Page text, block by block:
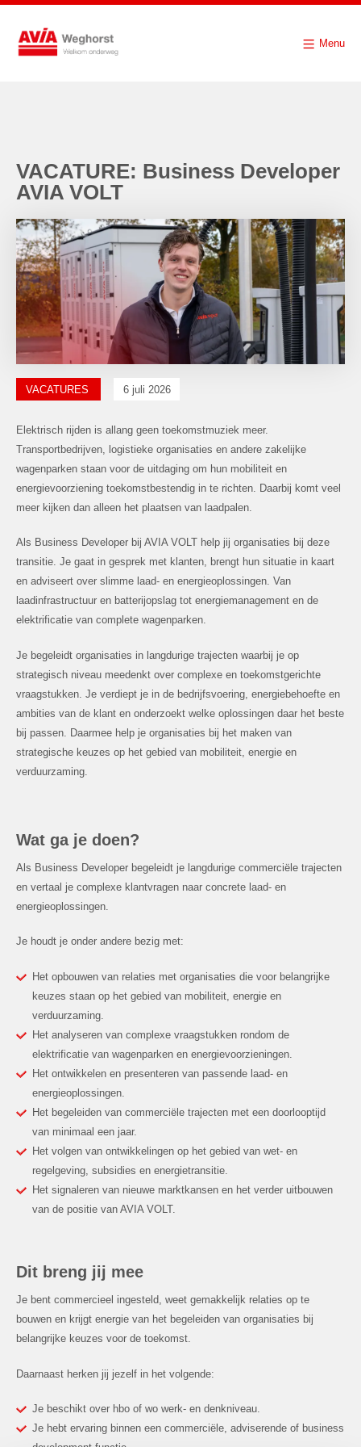
Menu
VACATURE: Business Developer
AVIA VOLT
VACATURES 6 juli 2026
Elektrisch rijden is allang geen toekomstmuziek meer.
Transportbedrijven, logistieke organisaties en andere zakelijke
wagenparken staan voor de uitdaging om hun mobiliteit en
energievoorziening toekomstbestendig in te richten. Daarbij komt veel
meer kijken dan alleen het plaatsen van laadpalen.
Als Business Developer bij AVIA VOLT help jij organisaties bij deze
transitie. Je gaat in gesprek met klanten, brengt hun situatie in kaart
en adviseert over slimme laad- en energieoplossingen. Van
laadinfrastructuur en batterijopslag tot energiemanagement en de
elektrificatie van complete wagenparken.
Je begeleidt organisaties in langdurige trajecten waarbij je op
strategisch niveau meedenkt over complexe en toekomstgerichte
vraagstukken. Je verdiept je in de bedrijfsvoering, energiebehoefte en
ambities van de klant en onderzoekt welke oplossingen daar het beste
bij passen. Daarmee help je organisaties bij het maken van
strategische keuzes op het gebied van mobiliteit, energie en
verduurzaming.
Wat ga je doen?
Als Business Developer begeleidt je langdurige commerciële trajecten
en vertaal je complexe klantvragen naar concrete laad- en
energieoplossingen.
Je houdt je onder andere bezig met:
Het opbouwen van relaties met organisaties die voor belangrijke
keuzes staan op het gebied van mobiliteit, energie en
verduurzaming.
Het analyseren van complexe vraagstukken rondom de
elektrificatie van wagenparken en energievoorzieningen.
Het ontwikkelen en presenteren van passende laad- en
energieoplossingen.
Het begeleiden van commerciële trajecten met een doorlooptijd
van minimaal een jaar.
Het volgen van ontwikkelingen op het gebied van wet- en
regelgeving, subsidies en energietransitie.
Het signaleren van nieuwe marktkansen en het verder uitbouwen
van de positie van AVIA VOLT.
Dit breng jij mee
Je bent commercieel ingesteld, weet gemakkelijk relaties op te
bouwen en krijgt energie van het begeleiden van organisaties bij
belangrijke keuzes voor de toekomst.
Daarnaast herken jij jezelf in het volgende:
Je beschikt over hbo of wo werk- en denkniveau.
Je hebt ervaring binnen een commerciële, adviserende of business